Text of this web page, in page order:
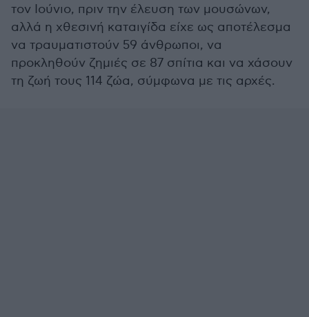
τον Ιούνιο, πριν την έλευση των μουσώνων,
αλλά η χθεσινή καταιγίδα είχε ως αποτέλεσμα
να τραυματιστούν 59 άνθρωποι, να
προκληθούν ζημιές σε 87 σπίτια και να χάσουν
τη ζωή τους 114 ζώα, σύμφωνα με τις αρχές.